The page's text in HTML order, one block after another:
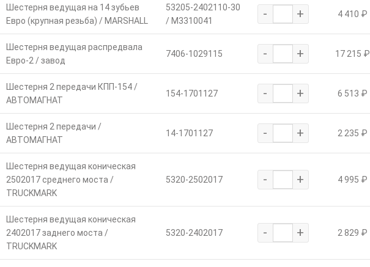
Шестерня ведущая на 14 зубьев
Евро (крупная резьба) / MARSHALL
53205-2402110-30
/ M3310041
- + 4 410 ₽
Шестерня ведущая распредвала
Евро-2 / завод
7406-1029115 - + 17 215 ₽
Шестерня 2 передачи КПП-154 /
АВТОМАГНАТ
154-1701127 - + 6 513 ₽
Шестерня 2 передачи /
АВТОМАГНАТ
14-1701127 - + 2 235 ₽
Шестерня ведущая коническая
2502017 среднего моста /
TRUCKMARK
5320-2502017 - + 4 995 ₽
Шестерня ведущая коническая
2402017 заднего моста /
TRUCKMARK
5320-2402017 - + 2 829 ₽